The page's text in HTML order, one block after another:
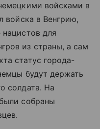
войсками в
войска в Венгрию,
нацистов для
из страны, а сам
статус города-
будут держать
солдата. На
собраны